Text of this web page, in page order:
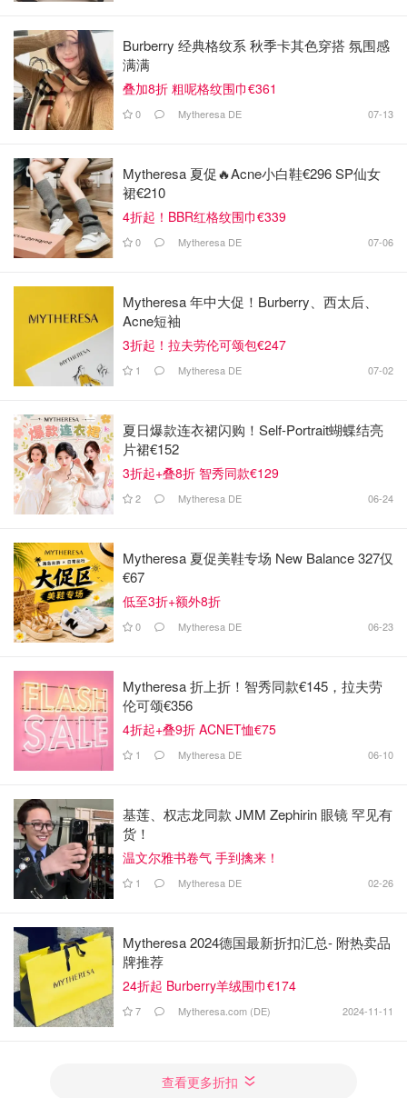
Burberry 经典格纹系 秋季卡其色穿搭 氛围感
满满
叠加8折 粗呢格纹围巾€361
0 Mytheresa DE 07-13
Mytheresa 夏促🔥Acne小白鞋€296 SP仙女
裙€210
4折起！BBR红格纹围巾€339
0 Mytheresa DE 07-06
Mytheresa 年中大促！Burberry、西太后、
Acne短袖
3折起！拉夫劳伦可颂包€247
1 Mytheresa DE 07-02
夏日爆款连衣裙闪购！Self-Portrait蝴蝶结亮
片裙€152
3折起+叠8折 智秀同款€129
2 Mytheresa DE 06-24
Mytheresa 夏促美鞋专场 New Balance 327仅
€67
低至3折+额外8折
0 Mytheresa DE 06-23
Mytheresa 折上折！智秀同款€145，拉夫劳
伦可颂€356
4折起+叠9折 ACNET恤€75
1 Mytheresa DE 06-10
基莲、权志龙同款 JMM Zephirin 眼镜 罕见有
货！
温文尔雅书卷气 手到擒来！
1 Mytheresa DE 02-26
Mytheresa 2024德国最新折扣汇总- 附热卖品
牌推荐
24折起 Burberry羊绒围巾€174
7 Mytheresa.com (DE) 2024-11-11
查看更多折扣